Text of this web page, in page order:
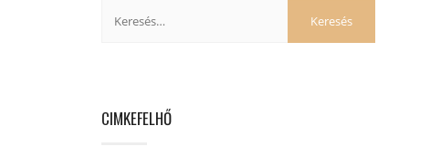
CIMKEFELHŐ